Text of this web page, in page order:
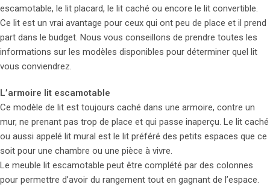
escamotable, le lit placard, le lit caché ou encore le lit convertible.
Ce lit est un vrai avantage pour ceux qui ont peu de place et il prend
part dans le budget. Nous vous conseillons de prendre toutes les
informations sur les modèles disponibles pour déterminer quel lit
vous conviendrez.
L’armoire lit escamotable
Ce modèle de lit est toujours caché dans une armoire, contre un
mur, ne prenant pas trop de place et qui passe inaperçu. Le lit caché
ou aussi appelé lit mural est le lit préféré des petits espaces que ce
soit pour une chambre ou une pièce à vivre.
Le meuble lit escamotable peut être complété par des colonnes
pour permettre d’avoir du rangement tout en gagnant de l’espace.